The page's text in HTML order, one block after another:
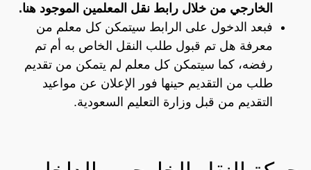
الخارجي من خلال رابط نقل المعلمين الموجود هنا.
فبعد الدخول على الرابط سيتمكن كل معلم من
معرفة هل تم قبول طلب النقل الخاص به أم تم
رفضه، كما سيتمكن كل معلم لم يتمكن من تقديم
طلب من التقديم حينها فور الإعلان عن مواعيد
التقديم من قبل وزارة التعليم السعودية.